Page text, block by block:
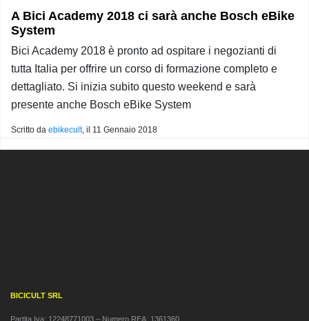
A Bici Academy 2018 ci sarà anche Bosch eBike
System
Bici Academy 2018 è pronto ad ospitare i negozianti di
tutta Italia per offrire un corso di formazione completo e
dettagliato. Si inizia subito questo weekend e sarà
presente anche Bosch eBike System
Scritto da ebikecult, il 11 Gennaio 2018
BICICULT SRL
Partita Iva: 12248771003 – Numero REA: 1361360